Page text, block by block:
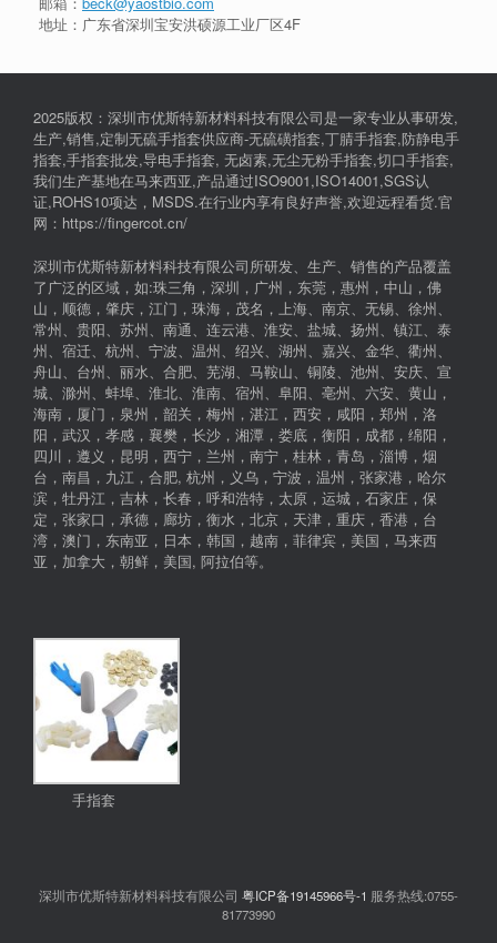
地址：广东省深圳宝安洪硕源工业厂区4F
2025版权：深圳市优斯特新材料科技有限公司是一家专业从事研发,
生产,销售,定制无硫手指套供应商-无硫磺指套,丁腈手指套,防静电手
指套,手指套批发,导电手指套, 无卤素,无尘无粉手指套,切口手指套,
我们生产基地在马来西亚,产品通过ISO9001,ISO14001,SGS认
证,ROHS10项达，MSDS.在行业内享有良好声誉,欢迎远程看货.官
网：https://fingercot.cn/
深圳市优斯特新材料科技有限公司所研发、生产、销售的产品覆盖
了广泛的区域，如:珠三角，深圳，广州，东莞，惠州，中山，佛
山，顺德，肇庆，江门，珠海，茂名，上海、南京、无锡、徐州、
常州、贵阳、苏州、南通、连云港、淮安、盐城、扬州、镇江、泰
州、宿迁、杭州、宁波、温州、绍兴、湖州、嘉兴、金华、衢州、
舟山、台州、丽水、合肥、芜湖、马鞍山、铜陵、池州、安庆、宣
城、滁州、蚌埠、淮北、淮南、宿州、阜阳、亳州、六安、黄山，
海南，厦门，泉州，韶关，梅州，湛江，西安，咸阳，郑州，洛
阳，武汉，孝感，襄樊，长沙，湘潭，娄底，衡阳，成都，绵阳，
四川，遵义，昆明，西宁，兰州，南宁，桂林，青岛，淄博，烟
台，南昌，九江，合肥, 杭州，义乌，宁波，温州，张家港，哈尔
滨，牡丹江，吉林，长春，呼和浩特，太原，运城，石家庄，保
定，张家口，承德，廊坊，衡水，北京，天津，重庆，香港，台
湾，澳门，东南亚，日本，韩国，越南，菲律宾，美国，马来西
亚，加拿大，朝鲜，美国, 阿拉伯等。
手指套
深圳市优斯特新材料科技有限公司 粤ICP备19145966号-1 服务热线:0755-
81773990